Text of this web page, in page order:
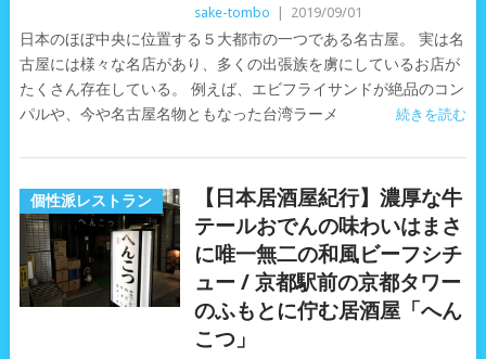
sake-tombo 2019/09/01
日本のほぼ中央に位置する５大都市の一つである名古屋。 実は名
古屋には様々な名店があり、多くの出張族を虜にしているお店が
たくさん存在している。 例えば、エビフライサンドが絶品のコン
パルや、今や名古屋名物ともなった台湾ラーメ
続きを読む
個性派レストラン
【日本居酒屋紀行】濃厚な牛
テールおでんの味わいはまさ
に唯一無二の和風ビーフシチ
ュー / 京都駅前の京都タワー
のふもとに佇む居酒屋「へん
こつ」